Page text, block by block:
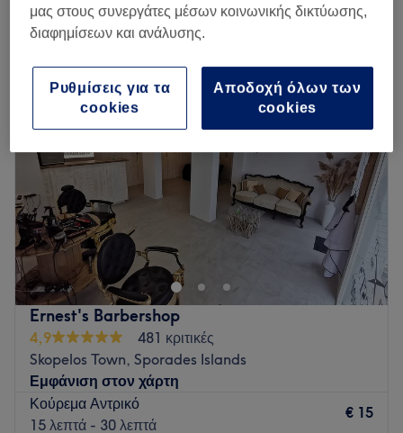
Ένα κατάστημα που προσφέρει:
κούρεμα αντρικό σε Skopelos, Sporades Islands
Ernest's Barbershop
4,9
481 κριτικές
Skopelos Town, Sporades Islands
Εμφάνιση στον χάρτη
Κούρεμα Αντρικό
15 λεπτά - 30 λεπτά
€ 15
μας στους συνεργάτες μέσων κοινωνικής δικτύωσης,
διαφημίσεων και ανάλυσης.
Αποδοχή όλων των
cookies
Ρυθμίσεις για τα
cookies